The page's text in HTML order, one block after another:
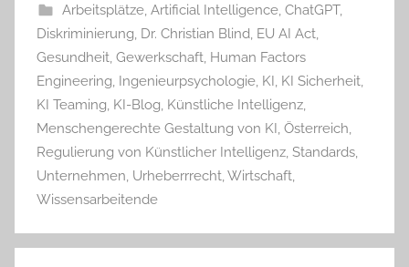
Arbeitsplätze, Artificial Intelligence, ChatGPT,
Diskriminierung, Dr. Christian Blind, EU AI Act,
Gesundheit, Gewerkschaft, Human Factors
Engineering, Ingenieurpsychologie, KI, KI Sicherheit,
KI Teaming, KI-Blog, Künstliche Intelligenz,
Menschengerechte Gestaltung von KI, Österreich,
Regulierung von Künstlicher Intelligenz, Standards,
Unternehmen, Urheberrrecht,Wirtschaft,
Wissensarbeitende